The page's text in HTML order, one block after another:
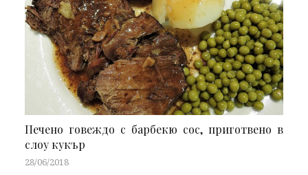
Печено говеждо с барбекю сос, приготвено в
слоу кукър
28/06/2018